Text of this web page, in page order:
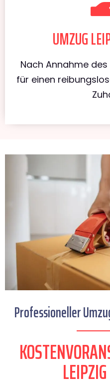
UMZUG
Nach Annahme
für einen
Professioneller